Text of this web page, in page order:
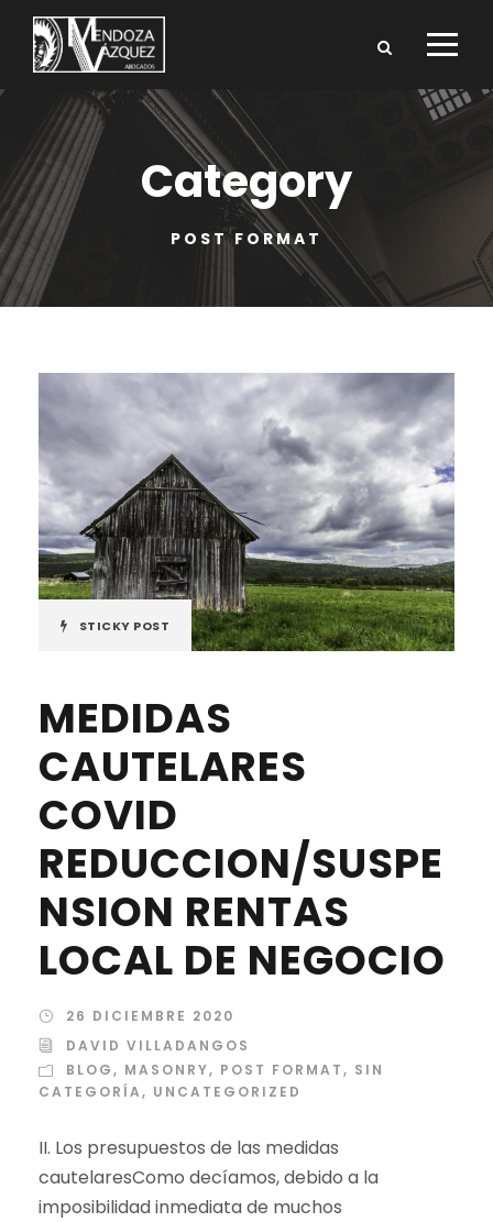
Category
POST FORMAT
STICKY POST
MEDIDAS
CAUTELARES
COVID
REDUCCION/SUSPE
NSION RENTAS
LOCAL DE NEGOCIO
26 DICIEMBRE 2020
DAVID VILLADANGOS
BLOG, MASONRY, POST FORMAT, SIN
CATEGORÍA, UNCATEGORIZED
II. Los presupuestos de las medidas
cautelaresComo decíamos, debido a la
imposibilidad inmediata de muchos